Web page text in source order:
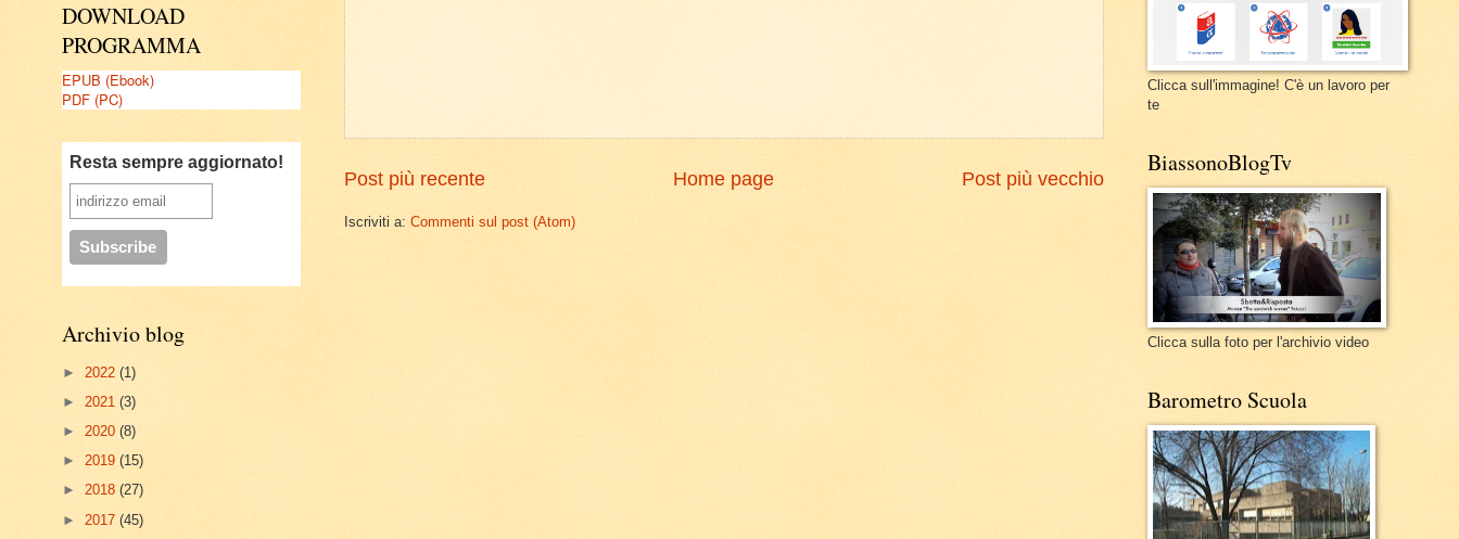
Post più recente Post più vecchio
Home page
Iscriviti a: Commenti sul post (Atom)
DOWNLOAD
PROGRAMMA
EPUB (Ebook)
PDF (PC)
Resta sempre aggiornato!
Archivio blog
► 2022 (1)
► 2021 (3)
► 2020 (8)
► 2019 (15)
► 2018 (27)
► 2017 (45)
Clicca sull'immagine! C'è un lavoro per
te
BiassonoBlogTv
Clicca sulla foto per l'archivio video
Barometro Scuola